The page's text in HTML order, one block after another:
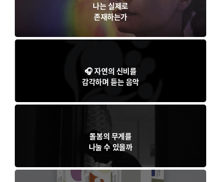
나는 실제로
존재하는가
🎧 자연의 신비를
감각하며 듣는 음악
돌봄의 무게를
나눌 수 있을까